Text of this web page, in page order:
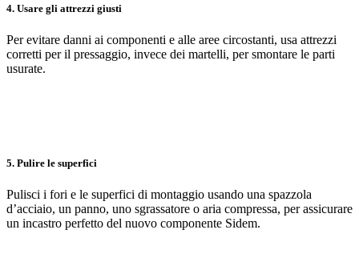
4. Usare gli attrezzi giusti
Per evitare danni ai componenti e alle aree circostanti, usa attrezzi
corretti per il pressaggio, invece dei martelli, per smontare le parti
usurate.
5. Pulire le superfici
Pulisci i fori e le superfici di montaggio usando una spazzola
d’acciaio, un panno, uno sgrassatore o aria compressa, per assicurare
un incastro perfetto del nuovo componente Sidem.